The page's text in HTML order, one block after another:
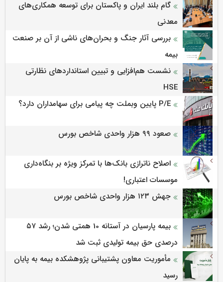
گام بلند ایران و پاکستان برای توسعه همکاری‌های
معدنی
بررسی آثار جنگ و بحران‌های ناشی از آن بر صنعت
بیمه
نشست هم‌افزایی و تبیین استانداردهای نظارتی
HSE
P/E پایین وبملت چه پیامی برای سهامداران دارد؟
صعود ۹۹ هزار واحدی شاخص بورس
اصلاح ناترازی بانک‌ها با تمرکز ویژه بر بنگاه‌داری
موسسات اعتباری!
جهش ۱۲۳ هزار واحدی شاخص بورس
بیمه پارسیان در آستانه 10 همتی شدن؛ رشد ۵۷
درصدی حق بیمه تولیدی ثبت شد
مأموریت معاون پشتیبانی پژوهشكده بیمه به پایان
رسید